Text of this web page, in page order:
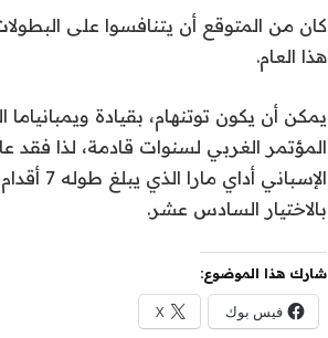
كان من المتوقع أن يتنافسوا على
هذا العام.
المؤتمر الغربي لسنوات قادمة، لذا فقد
بالاختيار السادس عشر.
شارك هذا الموضوع:
فيس بوك X